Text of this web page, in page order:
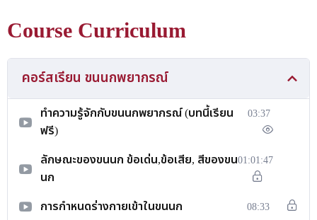
Course Curriculum
คอร์สเรียน ขนนกพยากรณ์
ทำความรู้จักกับขนนกพยากรณ์ (บทนี้เรียน
ฟรี)
03:37
ลักษณะของขนนก ข้อเด่น,ข้อเสีย, สีของขน
นก
01:01:47
การกำหนดร่างกายเข้าในขนนก 08:33